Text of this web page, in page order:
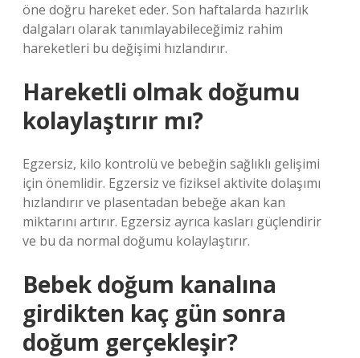
öne doğru hareket eder. Son haftalarda hazırlık
dalgaları olarak tanımlayabileceğimiz rahim
hareketleri bu değişimi hızlandırır.
Hareketli olmak doğumu
kolaylaştırır mı?
Egzersiz, kilo kontrolü ve bebeğin sağlıklı gelişimi
için önemlidir. Egzersiz ve fiziksel aktivite dolaşımı
hızlandırır ve plasentadan bebeğe akan kan
miktarını artırır. Egzersiz ayrıca kasları güçlendirir
ve bu da normal doğumu kolaylaştırır.
Bebek doğum kanalına
girdikten kaç gün sonra
doğum gerçekleşir?